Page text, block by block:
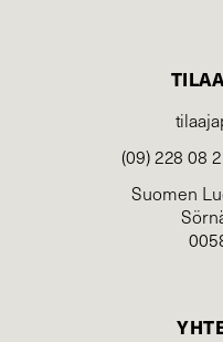
(09) 228 08
Suomen